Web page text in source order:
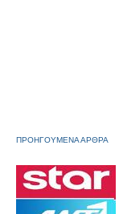
ΠΡΟΗΓΟΥΜΕΝΑ ΑΡΘΡΑ